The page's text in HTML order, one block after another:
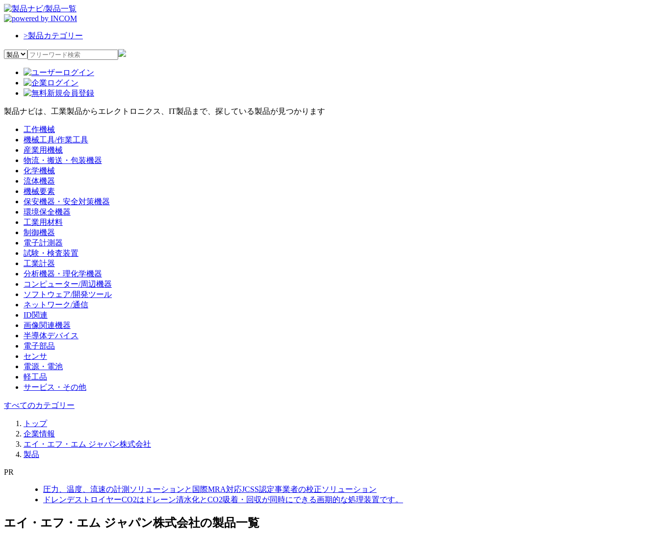
>製品カテゴリー
製品ナビは、工業製品からエレクトロニクス、IT製品まで、探している製品が見つかります
工作機械
機械工具/作業工具
産業用機械
物流・搬送・包装機器
化学機械
流体機器
機械要素
保安機器・安全対策機器
環境保全機器
工業用材料
制御機器
電子計測器
試験・検査装置
工業計器
分析機器・理化学機器
コンピューター/周辺機器
ソフトウェア/開発ツール
ネットワーク/通信
ID関連
画像関連機器
半導体デバイス
電子部品
センサ
電源・電池
軽工品
サービス・その他
すべてのカテゴリー
トップ
企業情報
エイ・エフ・エム ジャパン株式会社
製品
PR
圧力、温度、流速の計測ソリューションと国際MRA対応JCSS認定事業者の校正ソリューション
ドレンデストロイヤーCO2はドレーン清水化とCO2吸着・回収が同時にできる画期的な処理装置です。
エイ・エフ・エム ジャパン株式会社の製品一覧